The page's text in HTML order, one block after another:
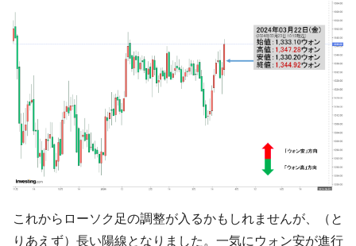
韓国「ここは北朝鮮なのか。選管がサーバ
ーにウソのデータを入力したのは明白だ」
韓国･李在明さっそく不動産対策で浅薄な発
言。
『Money1』
韓国は「中国と同じく」投資に不適格な国
だ。
『Money1』
『韓国銀行』が「金の保有量を増やしま
す」⇒「金を経由するドル入手」手段ではないのか？
ル」まで拡大 ⇒ 海外資金の動きに強く左右される状態
これからローソク足の調整が入るかもしれませんが、（と
りあえず）長い陽線となりました。一気にウォン安が進行